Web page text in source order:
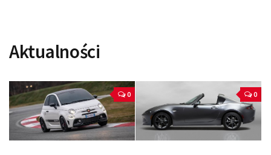
Aktualności
0 0